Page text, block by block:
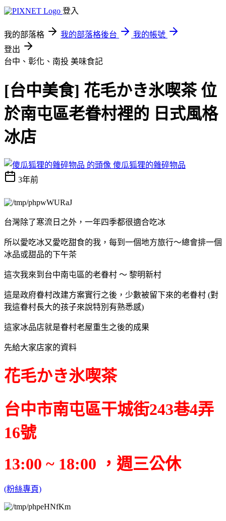
登入
我的部落格 我的部落格後台
我的帳號
登出
台中、彰化、南投 美味食記
[台中美食] 花毛かき氷喫茶 位
於南屯區老眷村裡的 日式風格
冰店
傻瓜狐狸的雜碎物品
3年前
台灣除了寒流日之外，一年四季都很適合吃冰
所以愛吃冰又愛吃甜食的我，每到一個地方旅行～總會排一個
冰品或甜品的下午茶
這次我來到台中南屯區的老眷村 ～ 黎明新村
這是政府眷村改建方案實行之後，少數被留下來的老眷村 (對
我這眷村長大的孩子來說特別有熟悉感)
這家冰品店就是眷村老屋重生之後的成果
先給大家店家的資料
花毛かき氷喫茶
台中市南屯區干城街243巷4弄
16號
13:00 ~ 18:00 ，週三公休
(粉絲專頁)